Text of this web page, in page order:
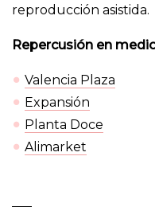
reproducción asistida.
Repercusión en
Valencia Plaza
Expansión
Planta Doce
Alimarket